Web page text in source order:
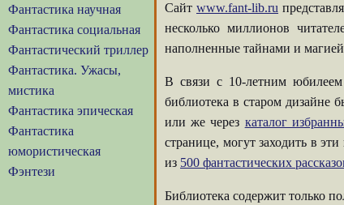
Фантастика научная
Фантастика социальная
Фантастический триллер
Фантастика. Ужасы,
мистика
Фантастика эпическая
Фантастика
юмористическая
Фэнтези
Сайт www.fant-lib.ru
несколько миллионов
наполненные тайнами и
В связи с 10-летним
библиотека в старом дизайне
или же через каталог
странице, могут заходить в
из 500 фантастических
Библиотека содержит только